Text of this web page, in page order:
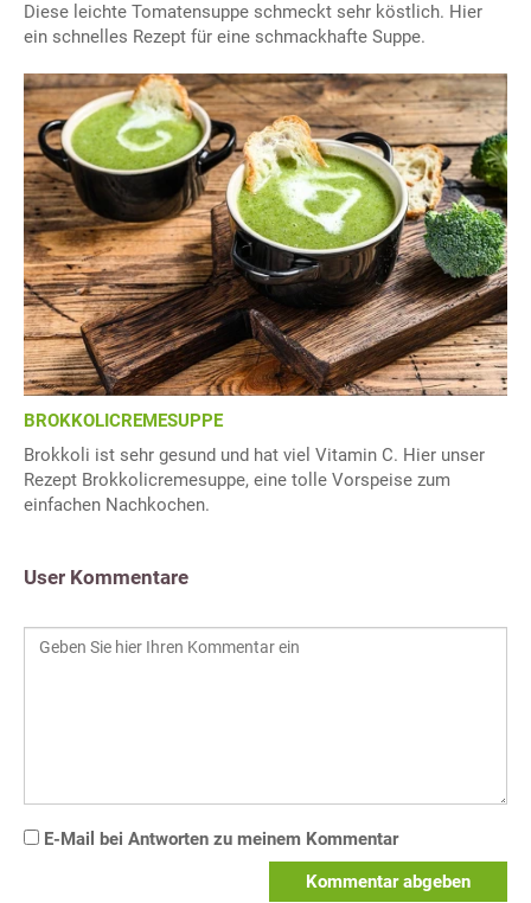
Diese leichte Tomatensuppe schmeckt sehr köstlich. Hier
ein schnelles Rezept für eine schmackhafte Suppe.
BROKKOLICREMESUPPE
Brokkoli ist sehr gesund und hat viel Vitamin C. Hier unser
Rezept Brokkolicremesuppe, eine tolle Vorspeise zum
einfachen Nachkochen.
User Kommentare
E-Mail bei Antworten zu meinem Kommentar
Kommentar abgeben